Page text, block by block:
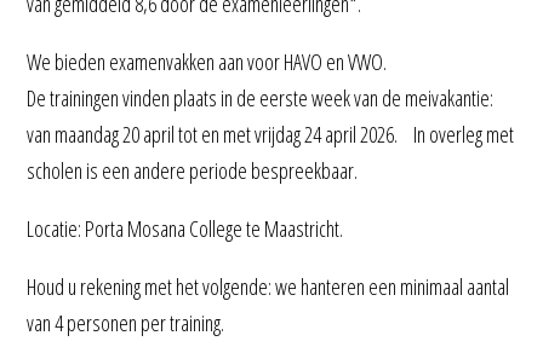
We bieden examenvakken aan voor HAVO en VWO.
De trainingen vinden plaats in de eerste week van de meivakantie:
van maandag 20 april tot en met vrijdag 24 april 2026. In overleg met
scholen is een andere periode bespreekbaar.
Locatie: Porta Mosana College te Maastricht.
Houd u rekening met het volgende: we hanteren een minimaal aantal
van 4 personen per training.